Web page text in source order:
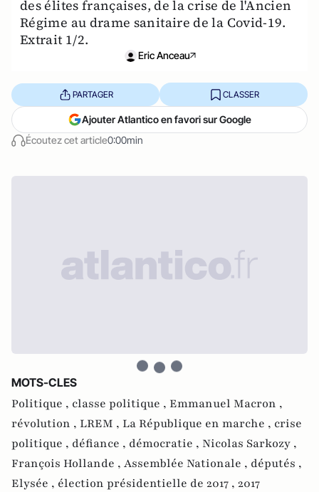
des élites françaises, de la crise de l'Ancien
Régime au drame sanitaire de la Covid-19.
Extrait 1/2.
Eric Anceau
Écoutez cet article0:00min
PARTAGER CLASSER
Ajouter Atlantico en favori sur Google
MOTS-CLES
Politique , classe politique , Emmanuel Macron ,
révolution , LREM , La République en marche , crise
politique , défiance , démocratie , Nicolas Sarkozy ,
François Hollande , Assemblée Nationale , députés ,
Elysée , élection présidentielle de 2017 , 2017